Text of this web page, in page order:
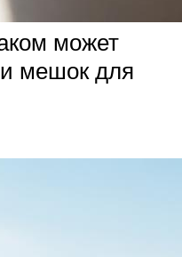
может
мешок для